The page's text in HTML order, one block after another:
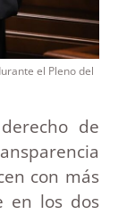
el Pleno del
de
con más
en los dos